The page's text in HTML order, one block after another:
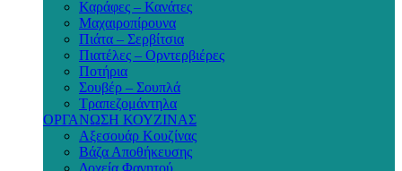
Καράφες – Κανάτες
Μαχαιροπίρουνα
Πιάτα – Σερβίτσια
Πιατέλες – Ορντερβιέρες
Ποτήρια
Σουβέρ – Σουπλά
Τραπεζομάντηλα
ΟΡΓΑΝΩΣΗ ΚΟΥΖΙΝΑΣ
Αξεσουάρ Κουζίνας
Βάζα Αποθήκευσης
Δοχεία Φαγητού